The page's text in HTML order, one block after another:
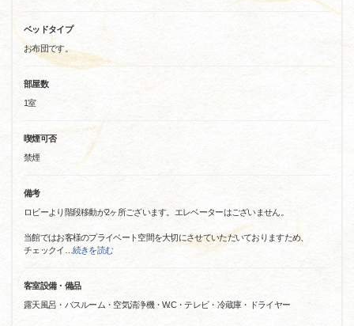
ベッドタイプ
お布団です。
部屋数
1室
喫煙可否
禁煙
備考
ロビーより階段移動が2ヶ所ございます。エレベーターはございません。
当館ではお客様のプライベート空間を大切にさせていただいておりますため、
チェックイ
続きを読む
客室設備・備品
露天風呂・バスルーム・空気清浄機・W.C・テレビ・冷蔵庫・ドライヤー